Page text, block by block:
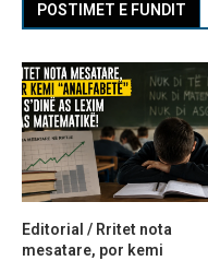
POSTIMET E FUNDIT
Editorial / Rritet nota
mesatare, por kemi